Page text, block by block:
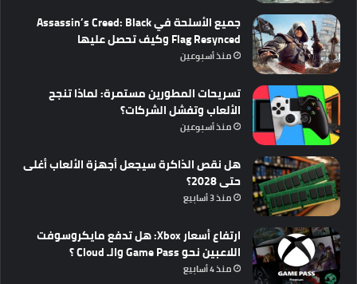
جميع الأسلحة في Assassin’s Creed: Black
Flag Resynced وكيف تحصل عليها
منذ أسبوعين
تسريحات المطورين مستمرة: لماذا تنجح
الألعاب وتفشل الشركات؟
منذ أسبوعين
هل نقص الذاكرة سيجعل أجهزة الألعاب أغلى
حتى 2028؟
منذ 3 أسابيع
ارتفاع أسعار Xbox: هل تدفع مايكروسوفت
اللاعبين نحو Game Pass والـ Cloud ؟
منذ 4 أسابيع